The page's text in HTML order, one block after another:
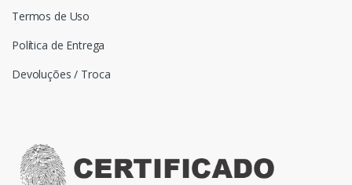
Termos de Uso
Política de Entrega
Devoluções / Troca